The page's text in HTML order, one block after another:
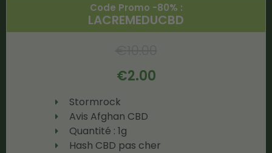
Code Promo -80% :
LACREMEDUCBD
€2.00
Stormrock
Avis Afghan CBD
Quantité : 1g
Hash CBD pas cher